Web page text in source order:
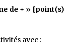
de + » [point(s)
avec :